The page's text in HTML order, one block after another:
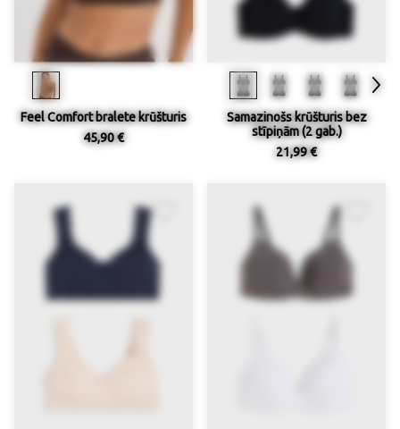
Feel Comfort bralete krūšturis
45,90 €
Samazinošs krūšturis bez
stīpiņām (2 gab.)
21,99 €